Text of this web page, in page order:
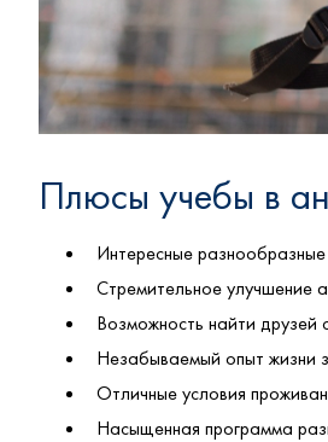
Плюсы учебы в
Интересные
Стремительное улучшение
Возможность найти друзей
Незабываемый опыт жизни
Отличные условия
Насыщенная программа